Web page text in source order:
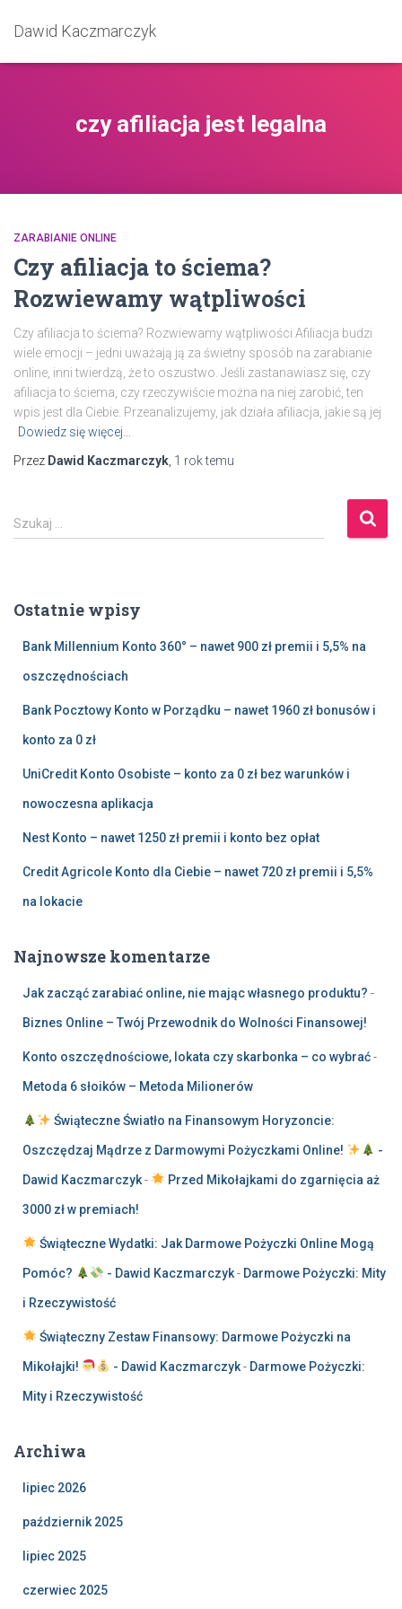
Dawid Kaczmarczyk
czy afiliacja jest legalna
ZARABIANIE ONLINE
Czy afiliacja to ściema?
Rozwiewamy wątpliwości
Czy afiliacja to ściema? Rozwiewamy wątpliwości Afiliacja budzi
wiele emocji – jedni uważają ją za świetny sposób na zarabianie
online, inni twierdzą, że to oszustwo. Jeśli zastanawiasz się, czy
afiliacja to ściema, czy rzeczywiście można na niej zarobić, ten
wpis jest dla Ciebie. Przeanalizujemy, jak działa afiliacja, jakie są jej
Dowiedz się więcej…
Przez Dawid Kaczmarczyk 1 roktemu
S
z
j
Szukaj …
Ostatnie wpisy
Bank Millennium Konto 360° – nawet 900 zł premii i 5,5% na
oszczędnościach
Bank Pocztowy Konto w Porządku – nawet 1960 zł bonusów i
konto za 0 zł
UniCredit Konto Osobiste – konto za 0 zł bez warunków i
nowoczesna aplikacja
Nest Konto – nawet 1250 zł premii i konto bez opłat
Credit Agricole Konto dla Ciebie – nawet 720 zł premii i 5,5%
na lokacie
Najnowsze komentarze
Jak zacząć zarabiać online, nie mając własnego produktu? -
Biznes Online – Twój Przewodnik do Wolności Finansowej!
Konto oszczędnościowe, lokata czy skarbonka – co wybrać-
Metoda 6 słoików – Metoda Milionerów
Świąteczne Światło na Finansowym Horyzoncie:
Oszczędzaj Mądrze z Darmowymi Pożyczkami Online! -
Dawid Kaczmarczyk- Przed Mikołajkami do zgarnięcia aż
3000 zł w premiach!
Świąteczne Wydatki: Jak Darmowe Pożyczki Online Mogą
Pomóc? - Dawid Kaczmarczyk- Darmowe Pożyczki: Mity
i Rzeczywistość
Świąteczny Zestaw Finansowy: Darmowe Pożyczki na
Mikołajki! - Dawid Kaczmarczyk- Darmowe Pożyczki:
Mity i Rzeczywistość
Archiwa
lipiec 2026
październik 2025
lipiec 2025
czerwiec 2025